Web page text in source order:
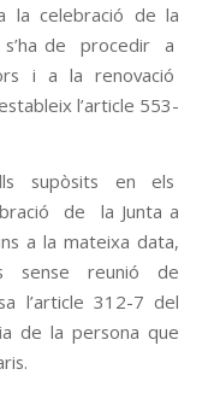
la celebració de la
s’ha de procedir a
i a la renovació
l’article 553-
supòsits en els
de la Junta a
a la mateixa data,
sense reunió de
l’article 312-7 del
de la persona que